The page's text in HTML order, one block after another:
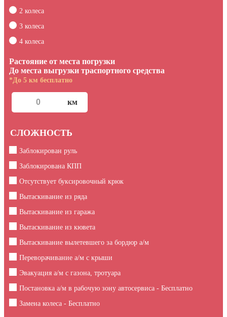
2 колеса
3 колеса
4 колеса
Растояние от места погрузки
До места выгрузки траспортного средства
*До 5 км бесплатно
СЛОЖНОСТЬ
Заблокирован руль
Заблокирована КПП
Отсутствует буксировочный крюк
Вытаскивание из ряда
Вытаскивание из гаража
Вытаскивание из кювета
Вытаскивание вылетевшего за бордюр а/м
Переворачивание а/м с крыши
Эвакуация а/м с газона, тротуара
Постановка а/м в рабочую зону автосервиса - Бесплатно
Замена колеса - Бесплатно